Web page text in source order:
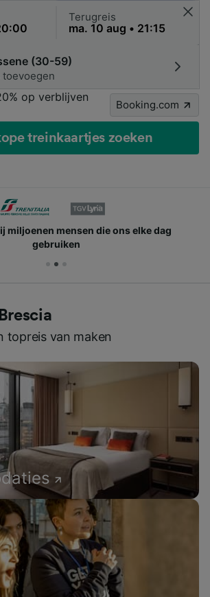
Terugreis
(30-59)
toevoegen
op verblijven
Booking.com
treinkaartjes zoeken
miljoenen mensen die ons elke dag
gebruiken
topreis van maken